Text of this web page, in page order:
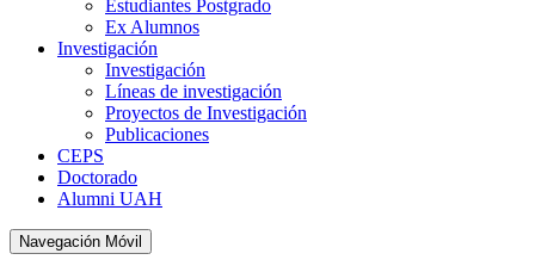
Estudiantes Postgrado
Ex Alumnos
Investigación
Investigación
Líneas de investigación
Proyectos de Investigación
Publicaciones
CEPS
Doctorado
Alumni UAH
Navegación Móvil